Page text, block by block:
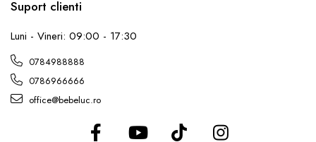
Suport clienti
Luni - Vineri: 09:00 - 17:30
0784988888
0786966666
office@bebeluc.ro